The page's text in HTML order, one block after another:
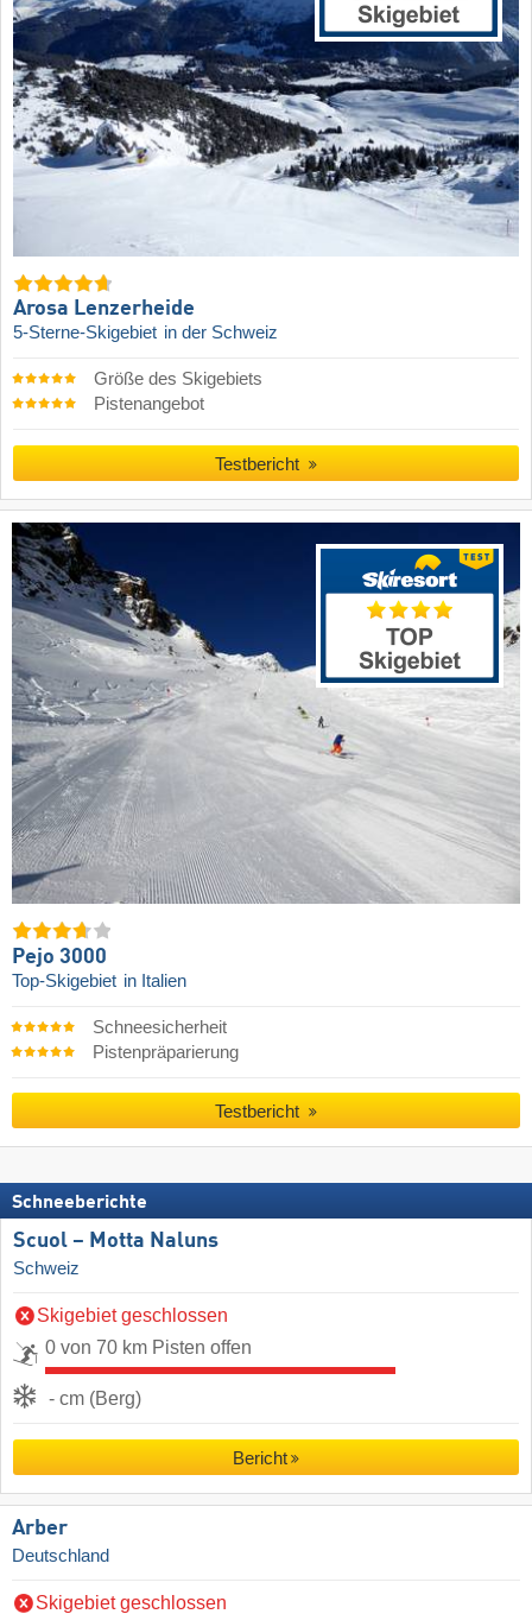
Arosa Lenzerheide
5-Sterne-Skigebiet in der Schweiz
Größe des Skigebiets
Pistenangebot
Testbericht
Pejo 3000
Top-Skigebiet in Italien
Schneesicherheit
Pistenpräparierung
Testbericht
Schneeberichte
Scuol – Motta Naluns
Schweiz
Skigebiet geschlossen
0 von 70 km Pisten offen
- cm (Berg)
Bericht
Arber
Deutschland
Skigebiet geschlossen